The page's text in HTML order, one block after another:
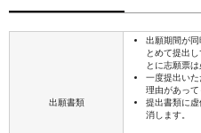
出願書類
出願期間が
とめて提出
とに志願票は
一度提出い
理由があって
提出書類に
消します。